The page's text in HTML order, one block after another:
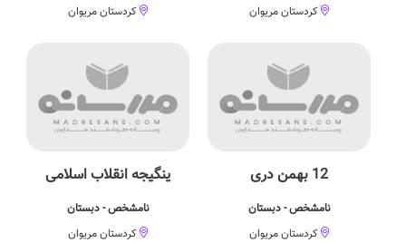
کردستان مریوان
کردستان مریوان
12 بهمن دری
نامشخص - دبستان
کردستان مریوان
ینگیجه انقلاب اسلامی
نامشخص - دبستان
کردستان مریوان